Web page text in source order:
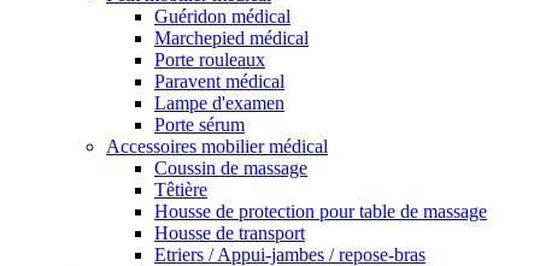
Guéridon médical
Marchepied médical
Porte rouleaux
Paravent médical
Lampe d'examen
Porte sérum
Accessoires mobilier médical
Coussin de massage
Têtière
Housse de protection pour table de massage
Housse de transport
Etriers / Appui-jambes / repose-bras